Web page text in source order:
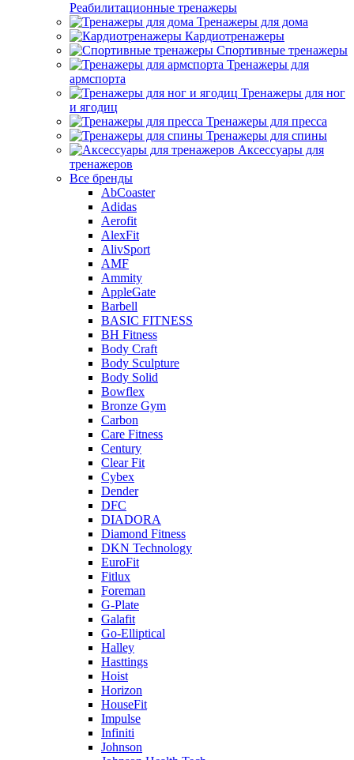
Реабилитационные тренажеры
Тренажеры для дома
Кардиотренажеры
Спортивные тренажеры
Тренажеры для
армспорта
Тренажеры для ног
и ягодиц
Тренажеры для пресса
Тренажеры для спины
Аксессуары для
тренажеров
Все бренды
AbCoaster
Adidas
Aerofit
AlexFit
AlivSport
AMF
Ammity
AppleGate
Barbell
BASIC FITNESS
BH Fitness
Body Craft
Body Sculpture
Body Solid
Bowflex
Bronze Gym
Carbon
Care Fitness
Century
Clear Fit
Cybex
Dender
DFC
DIADORA
Diamond Fitness
DKN Technology
EuroFit
Fitlux
Foreman
G-Plate
Galafit
Go-Elliptical
Halley
Hasttings
Hoist
Horizon
HouseFit
Impulse
Infiniti
Johnson